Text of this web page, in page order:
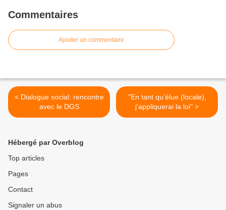
Commentaires
Ajouter un commentaire
< Dialogue social: rencontre
avec le DGS
"En tant qu'élue (locale),
j'appliquerai la loi" >
Hébergé par Overblog
Top articles
Pages
Contact
Signaler un abus